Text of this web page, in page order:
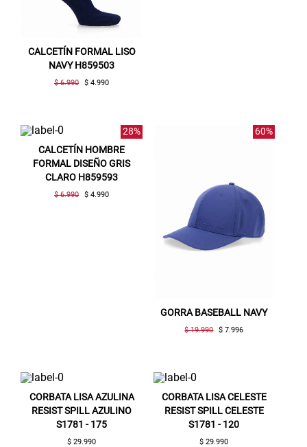
CALCETÍN FORMAL LISO
NAVY H859503
$ 6.990 $ 4.990
28%
CALCETÍN HOMBRE
FORMAL DISEÑO GRIS
CLARO H859593
$ 6.990 $ 4.990
60%
GORRA BASEBALL NAVY
$ 19.990 $ 7.996
CORBATA LISA AZULINA
RESIST SPILL AZULINO
S1781 - 175
$ 29.990
CORBATA LISA CELESTE
RESIST SPILL CELESTE
S1781 - 120
$ 29.990
Gracias por inscribirte!
Aquí esta tu cupón, usalo en tu siguiente
compra. Valido por 72 hrs.